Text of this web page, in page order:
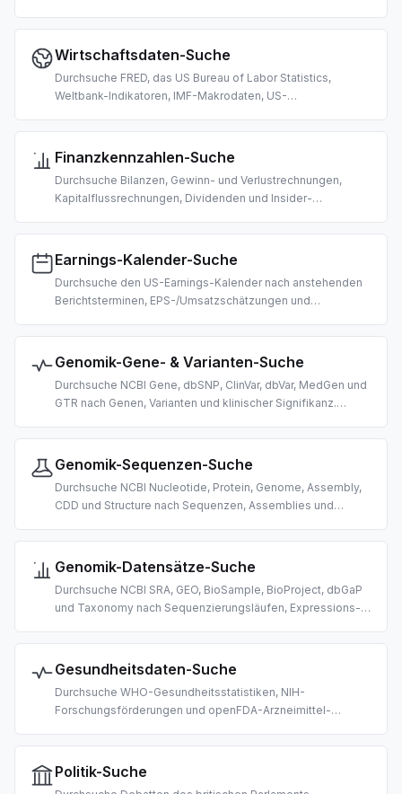
Recherche.
Wirtschaftsdaten-Suche
Durchsuche FRED, das US Bureau of Labor Statistics,
Weltbank-Indikatoren, IMF-Makrodaten, US-
Gebaut für KI-gestützte makroökonomische Recherche und
Analyse.
Finanzkennzahlen-Suche
Durchsuche Bilanzen, Gewinn- und Verlustrechnungen,
Kapitalflussrechnungen, Dividenden und Insider-
KI-gestützte Fundamentalanalyse und Due Diligence.
Earnings-Kalender-Suche
Durchsuche den US-Earnings-Kalender nach anstehenden
Berichtsterminen, EPS-/Umsatzschätzungen und
ereignisgesteuertes Trading und Recherche.
Genomik-Gene- & Varianten-Suche
Durchsuche NCBI Gene, dbSNP, ClinVar, dbVar, MedGen und
GTR nach Genen, Varianten und klinischer Signifikanz.
Varianteninterpretations-Recherche.
Genomik-Sequenzen-Suche
Durchsuche NCBI Nucleotide, Protein, Genome, Assembly,
CDD und Structure nach Sequenzen, Assemblies und
Genomik-Datensätze-Suche
Durchsuche NCBI SRA, GEO, BioSample, BioProject, dbGaP
und Taxonomy nach Sequenzierungsläufen, Expressions-
gestützte Entdeckung von Omics-Daten.
Gesundheitsdaten-Suche
Durchsuche WHO-Gesundheitsstatistiken, NIH-
Forschungsförderungen und openFDA-Arzneimittel-
Health-Recherche, Förderrecherche und Pharmakovigilanz.
Politik-Suche